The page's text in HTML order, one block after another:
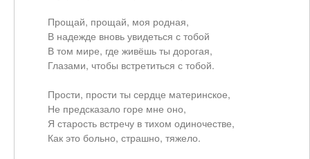
Прощай, прощай, моя родная,
В надежде вновь увидеться с тобой
В том мире, где живёшь ты дорогая,
Глазами, чтобы встретиться с тобой.
Прости, прости ты сердце материнское,
Не предсказало горе мне оно,
Я старость встречу в тихом одиночестве,
Как это больно, страшно, тяжело.